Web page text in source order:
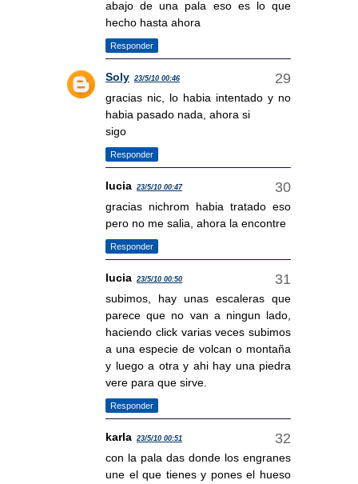
abajo de una pala eso es lo que
hecho hasta ahora
Responder
Soly 23/5/10 00:46
gracias nic, lo habia intentado y no
habia pasado nada, ahora si
sigo
Responder
lucia 23/5/10 00:47
gracias nichrom habia tratado eso
pero no me salia, ahora la encontre
Responder
lucia 23/5/10 00:50
subimos, hay unas escaleras que
parece que no van a ningun lado,
haciendo click varias veces subimos
a una especie de volcan o montaña
y luego a otra y ahi hay una piedra
vere para que sirve.
Responder
karla 23/5/10 00:51
con la pala das donde los engranes
une el que tienes y pones el hueso